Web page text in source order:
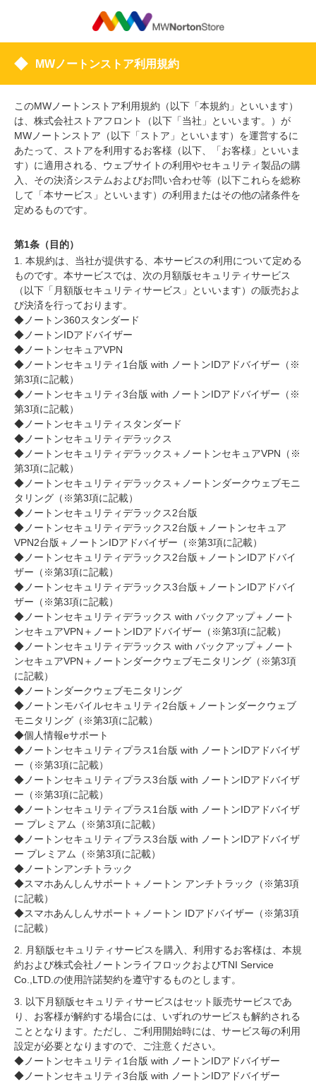
MWノートンストア利用規約
このMWノートンストア利用規約（以下「本規約」といいます）
は、株式会社ストアフロント（以下「当社」といいます。）が
MWノートンストア（以下「ストア」といいます）を運営するに
あたって、ストアを利用するお客様（以下、「お客様」といいま
す）に適用される、ウェブサイトの利用やセキュリティ製品の購
入、その決済システムおよびお問い合わせ等（以下これらを総称
して「本サービス」といいます）の利用またはその他の諸条件を
定めるものです。
第1条（目的）
1. 本規約は、当社が提供する、本サービスの利用について定める
ものです。本サービスでは、次の月額版セキュリティサービス
（以下「月額版セキュリティサービス」といいます）の販売およ
び決済を行っております。
◆ノートン360スタンダード
◆ノートンIDアドバイザー
◆ノートンセキュアVPN
◆ノートンセキュリティ1台版 with ノートンIDアドバイザー（※
第3項に記載）
◆ノートンセキュリティ3台版 with ノートンIDアドバイザー（※
第3項に記載）
◆ノートンセキュリティスタンダード
◆ノートンセキュリティデラックス
◆ノートンセキュリティデラックス＋ノートンセキュアVPN（※
第3項に記載）
◆ノートンセキュリティデラックス＋ノートンダークウェブモニ
タリング（※第3項に記載）
◆ノートンセキュリティデラックス2台版
◆ノートンセキュリティデラックス2台版＋ノートンセキュア
VPN2台版＋ノートンIDアドバイザー（※第3項に記載）
◆ノートンセキュリティデラックス2台版＋ノートンIDアドバイ
ザー（※第3項に記載）
◆ノートンセキュリティデラックス3台版＋ノートンIDアドバイ
ザー（※第3項に記載）
◆ノートンセキュリティデラックス with バックアップ＋ノート
ンセキュアVPN＋ノートンIDアドバイザー（※第3項に記載）
◆ノートンセキュリティデラックス with バックアップ＋ノート
ンセキュアVPN＋ノートンダークウェブモニタリング（※第3項
に記載）
◆ノートンダークウェブモニタリング
◆ノートンモバイルセキュリティ2台版＋ノートンダークウェブ
モニタリング（※第3項に記載）
◆個人情報eサポート
◆ノートンセキュリティプラス1台版 with ノートンIDアドバイザ
ー（※第3項に記載）
◆ノートンセキュリティプラス3台版 with ノートンIDアドバイザ
ー（※第3項に記載）
◆ノートンセキュリティプラス1台版 with ノートンIDアドバイザ
ー プレミアム（※第3項に記載）
◆ノートンセキュリティプラス3台版 with ノートンIDアドバイザ
ー プレミアム（※第3項に記載）
◆ノートンアンチトラック
◆スマホあんしんサポート＋ノートン アンチトラック（※第3項
に記載）
◆スマホあんしんサポート＋ノートン IDアドバイザー（※第3項
に記載）
2. 月額版セキュリティサービスを購入、利用するお客様は、本規
約および株式会社ノートンライフロックおよびTNI Service
Co.,LTD.の使用許諾契約を遵守するものとします。
3. 以下月額版セキュリティサービスはセット販売サービスであ
り、お客様が解約する場合には、いずれのサービスも解約される
こととなります。ただし、ご利用開始時には、サービス毎の利用
設定が必要となりますので、ご注意ください。
◆ノートンセキュリティ1台版 with ノートンIDアドバイザー
◆ノートンセキュリティ3台版 with ノートンIDアドバイザー